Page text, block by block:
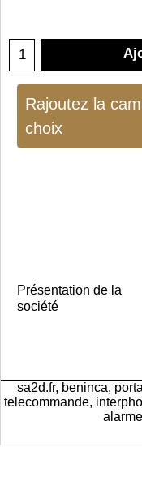
Rajoutez la
choix
Présentation de la
société
sa2d.fr, beninca,
telecommande,